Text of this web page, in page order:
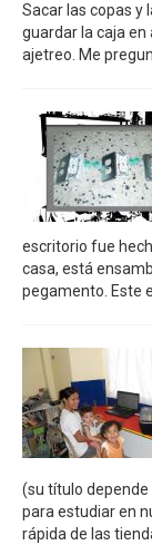
Sacar las copas y
guardar la caja en
ajetreo. Me
escritorio fue
casa, está
pegamento. Este
(su título
para estudiar en
rápida de las